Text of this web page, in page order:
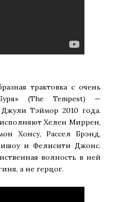
трактовка с очень
(The Tempest) —
Тэймор 2010 года.
Хелен Миррен,
Хонсу, Рассел Брэнд,
и Фелисити Джонс.
волность в ней
а не герцог.